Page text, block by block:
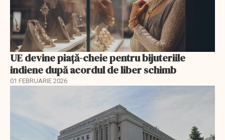
UE devine piață-cheie pentru bijuteriile
indiene după acordul de liber schimb
01 FEBRUARIE 2026